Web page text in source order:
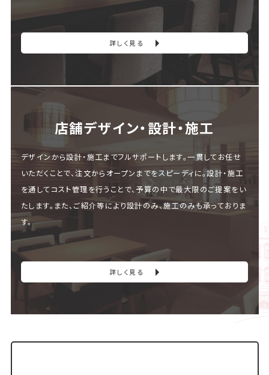
詳しく見る
店舗デザイン・設計・施⼯
デザインから設計・施工までフルサポートします。一貫してお任せ
いただくことで、注文からオープンまでをスピーディに。設計・施工
を通してコスト管理を行うことで、予算の中で最大限のご提案をい
たします。また、ご紹介等により設計のみ、施工のみも承っておりま
す。
詳しく見る